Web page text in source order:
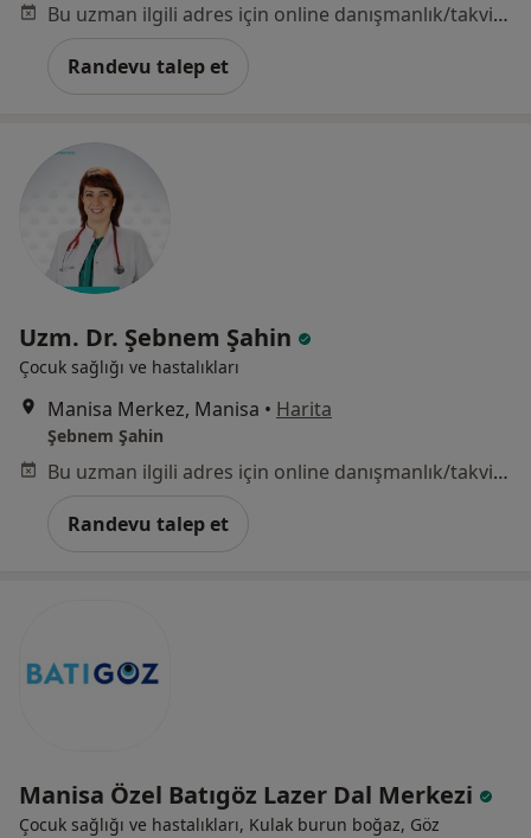
Bu uzman ilgili adres için online danışmanlık/takvim sunmuyor.
Randevu talep et
Uzm. Dr. Şebnem Şahin
Çocuk sağlığı ve hastalıkları
Manisa Merkez, Manisa • Harita
Şebnem Şahin
Bu uzman ilgili adres için online danışmanlık/takvim sunmuyor.
Randevu talep et
Manisa Özel Batıgöz Lazer Dal Merkezi
Çocuk sağlığı ve hastalıkları, Kulak burun boğaz, Göz